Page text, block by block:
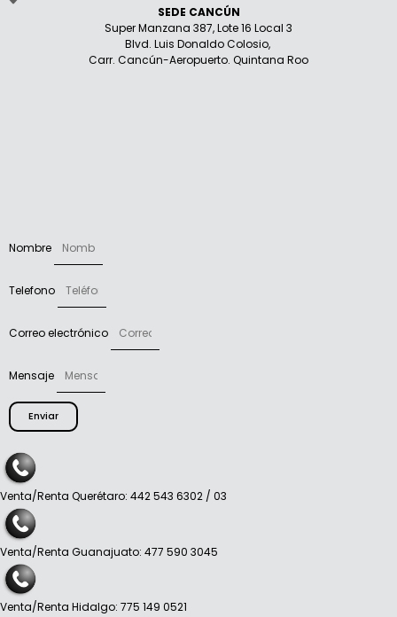
SEDE CANCÚN
Super Manzana 387, Lote 16 Local 3
Blvd. Luis Donaldo Colosio,
Carr. Cancún-Aeropuerto. Quintana Roo
Nombre
Telefono
Correo electrónico
Mensaje
Enviar
Venta/Renta Querétaro: 442 543 6302 / 03
Venta/Renta Guanajuato: 477 590 3045
Venta/Renta Hidalgo: 775 149 0521